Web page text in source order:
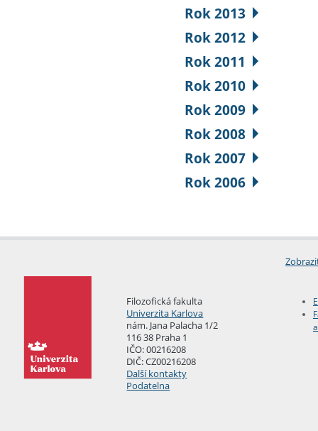
Rok 2013
Rok 2012
Rok 2011
Rok 2010
Rok 2009
Rok 2008
Rok 2007
Rok 2006
Filozofická fakulta
Univerzita Karlova
nám. Jana Palacha 1/2
116 38 Praha 1
IČO: 00216208
DIČ: CZ00216208
Další kontakty
Podatelna